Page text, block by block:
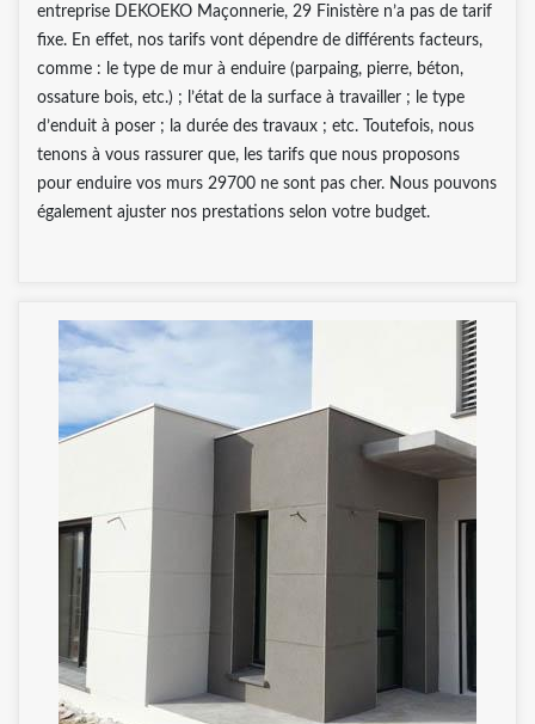
entreprise DEKOEKO Maçonnerie, 29 Finistère n’a pas de tarif
fixe. En effet, nos tarifs vont dépendre de différents facteurs,
comme : le type de mur à enduire (parpaing, pierre, béton,
ossature bois, etc.) ; l’état de la surface à travailler ; le type
d’enduit à poser ; la durée des travaux ; etc. Toutefois, nous
tenons à vous rassurer que, les tarifs que nous proposons
pour enduire vos murs 29700 ne sont pas cher. Nous pouvons
également ajuster nos prestations selon votre budget.